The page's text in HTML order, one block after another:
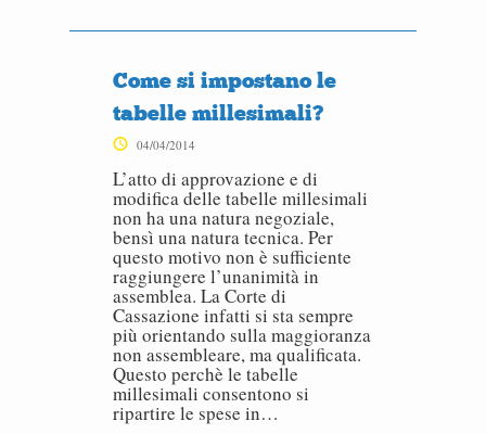
Come si impostano le
tabelle millesimali?
04/04/2014
L’atto di approvazione e di
modifica delle tabelle millesimali
non ha una natura negoziale,
bensì una natura tecnica. Per
questo motivo non è sufficiente
raggiungere l’unanimità in
assemblea. La Corte di
Cassazione infatti si sta sempre
più orientando sulla maggioranza
non assembleare, ma qualificata.
Questo perchè le tabelle
millesimali consentono si
ripartire le spese in…